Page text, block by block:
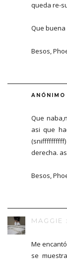
queda re-
Que buena
Besos,
ANÓNIMO
Que
asi que
derecha.
Besos,
MAGGIE
Me
se